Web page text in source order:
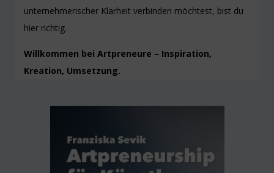
unternehmerischer Klarheit verbinden möchtest, bist du
hier richtig.
Willkommen bei Artpreneure – Inspiration,
Kreation, Umsetzung.